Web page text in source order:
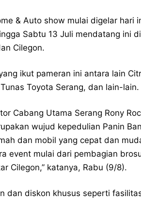
& Auto show mulai digelar hari
Sabtu 13 Juli mendatang ini
Cilegon.
ikut pameran ini antara lain
Toyota Serang, dan lain-lain.
Cabang Utama Serang Rony
wujud kepedulian Panin
dan mobil yang cepat dan
event mulai dari pembagian
Cilegon,” katanya, Rabu (9/8).
dan diskon khusus seperti